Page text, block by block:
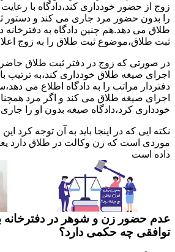
زوج از حضور خودداری کند،دادگاه با
را بدون حضور مرد جاری می کند و دستور
طلاق می دهد.هم چنین دادگاه به دفترخانه
ثبت طلاق،موضوع ثبت طلاق را به زوج
در صورتی که زوج در دفتر ثبت طلاق حاضر
اجرای صیغه طلاق خودداری کند،به ترتیب
دفتردار مراتب را به دادگاه اطلاع می
اجرای صیغه طلاق می کند و اگر مرد
خودداری کرد،دادگاه صیغه بدون او را
نکته ایی که در اینجا باید به آن توجه کرد
موردی است که زن وکالت در طلاق دارد
داده است
عدم حضور زن و شوهر در دفترخانه
توافقی چه حکمی دارد؟